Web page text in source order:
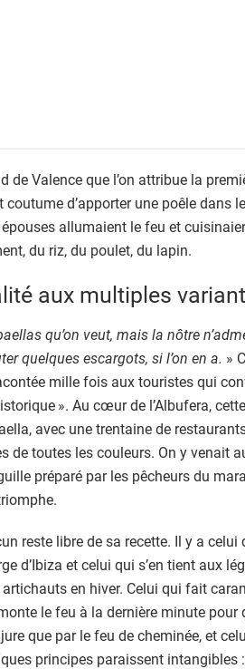
de Valence que l’on attribue la
d’apporter une poêle dans
allumaient le feu et
du riz, du poulet, du lapin.
aux multiples
qu’on veut, mais la nôtre
quelques escargots, si l’on en a. »
mille fois aux touristes qui
». Au cœur de l’Albufera,
avec une trentaine de
de toutes les couleurs. On y venait
préparé par les pêcheurs du
reste libre de sa recette. Il y a celui
d’Ibiza et celui qui s’en tient aux
en hiver. Celui qui fait
le feu à la dernière minute pour
que par le feu de cheminée, et
principes paraissent intangibles :